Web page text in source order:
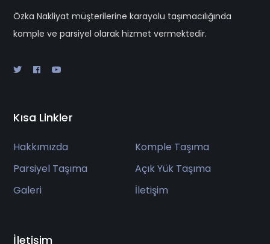
Özka Nakliyat müşterilerine karayolu taşımacılığında
komple ve parsiyel olarak hizmet vermektedir.
Kısa Linkler
Hakkımızda
Komple Taşıma
Parsiyel Taşıma
Açık Yük Taşıma
Galeri
İletişim
İletişim